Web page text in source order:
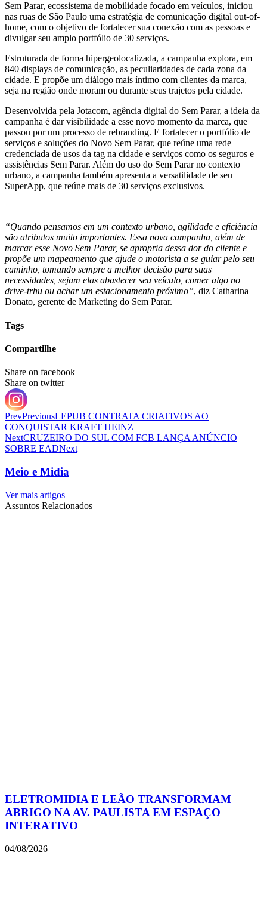
Sem Parar, ecossistema de mobilidade focado em veículos, iniciou
nas ruas de São Paulo uma estratégia de comunicação digital out-of-
home, com o objetivo de fortalecer sua conexão com as pessoas e
divulgar seu amplo portfólio de 30 serviços.
Estruturada de forma hipergeolocalizada, a campanha explora, em
840 displays de comunicação, as peculiaridades de cada zona da
cidade. E propõe um diálogo mais íntimo com clientes da marca,
seja na região onde moram ou durante seus trajetos pela cidade.
Desenvolvida pela Jotacom, agência digital do Sem Parar, a ideia da
campanha é dar visibilidade a esse novo momento da marca, que
passou por um processo de rebranding. E fortalecer o portfólio de
serviços e soluções do Novo Sem Parar, que reúne uma rede
credenciada de usos da tag na cidade e serviços como os seguros e
assistências Sem Parar. Além do uso do Sem Parar no contexto
urbano, a campanha também apresenta a versatilidade de seu
SuperApp, que reúne mais de 30 serviços exclusivos.
“Quando pensamos em um contexto urbano, agilidade e eficiência
são atributos muito importantes. Essa nova campanha, além de
marcar esse Novo Sem Parar, se apropria dessa dor do cliente e
propõe um mapeamento que ajude o motorista a se guiar pelo seu
caminho, tomando sempre a melhor decisão para suas
necessidades, sejam elas abastecer seu veículo, comer algo no
drive-trhu ou achar um estacionamento próximo”, diz Catharina
Donato, gerente de Marketing do Sem Parar.
Tags
Compartilhe
Share on facebook
Share on twitter
PrevPreviousLEPUB CONTRATA CRIATIVOS AO
CONQUISTAR KRAFT HEINZ
NextCRUZEIRO DO SUL COM FCB LANÇA ANÚNCIO
SOBRE EADNext
Meio e Midia
Ver mais artigos
Assuntos Relacionados
ELETROMIDIA E LEÃO TRANSFORMAM
ABRIGO NA AV. PAULISTA EM ESPAÇO
INTERATIVO
04/08/2026